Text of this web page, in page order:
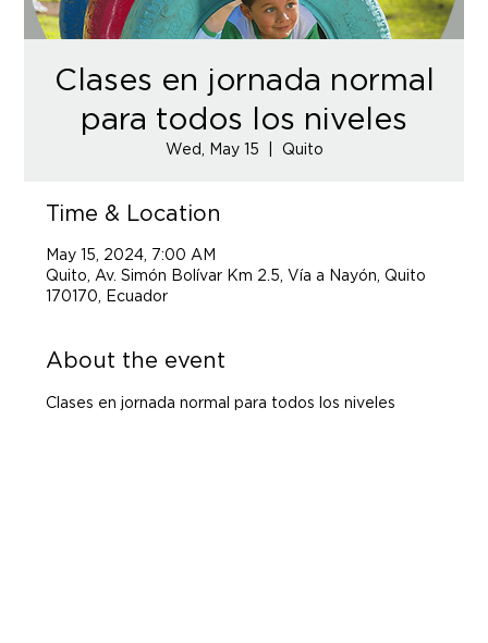
Clases en jornada normal
para todos los niveles
Wed, May 15 Quito
Time & Location
May 15, 2024, 7:00 AM
Quito, Av. Simón Bolívar Km 2.5, Vía a Nayón, Quito
170170, Ecuador
About the event
Clases en jornada normal para todos los niveles